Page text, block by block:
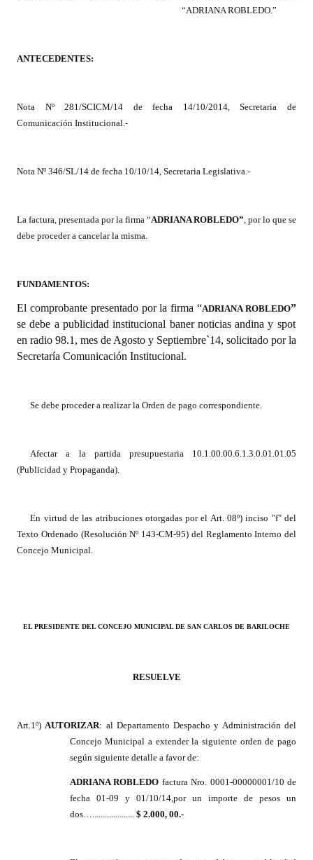
Organigrama
Informes de Gestión
Dictámenes Asesoría Letrada
Informes de Unidad Coordinadora
Ejecución Presupuestaria
Actas de Audiencias Públicas
Comunicaciones
Resoluciones
INSTITUCIONAL
Antiguos Pobladores
Mujeres que Dejaron Huellas - Registro
Periodistas Decanos - Registro
Ciudadano Ilustre - Registro
Banca del Vecino - Registro
“ADRIANA ROBLEDO.”
ANTECEDENTES:
Nota Nº 281/SCICM/14 de fecha 14/10/2014, Secretaria de
Comunicación Institucional.-
Nota Nº 346/SL/14 de fecha 10/10/14, Secretaria Legislativa.-
La factura, presentada por la firma “ADRIANA ROBLEDO”, por lo que se
debe proceder a cancelar la misma.
FUNDAMENTOS:
El comprobante presentado por la firma “ADRIANA ROBLEDO”
se debe a publicidad institucional baner noticias andina y spot
en radio 98.1, mes de Agosto y Septiembre`14, solicitado por la
Secretaría Comunicación Institucional.
Se debe proceder a realizar la Orden de pago correspondiente.
Afectar a la partida presupuestaria 10.1.00.00.6.1.3.0.01.01.05
(Publicidad y Propaganda).
En virtud de las atribuciones otorgadas por el Art. 08º) inciso "f" del
Texto Ordenado (Resolución Nº 143-CM-95) del Reglamento Interno del
Concejo Municipal.
EL PRESIDENTE DEL CONCEJO MUNICIPAL DE SAN CARLOS DE BARILOCHE
RESUELVE
Art.1º)AUTORIZAR: al Departamento Despacho y Administración del
Concejo Municipal a extender la siguiente orden de pago
según siguiente detalle a favor de:
ADRIANA ROBLEDO factura Nro. 0001-00000001/10 de
fecha 01-09 y 01/10/14,por un importe de pesos un
dos….................... $ 2.000, 00.-